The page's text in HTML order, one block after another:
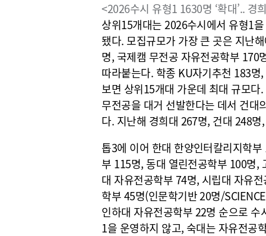
<2026수시 유형1 1630명 ‘확대’.. 경
상위15개대는 2026수시에서 유형1
됐다. 모집규모가 가장 큰 곳은 지난
명, 국제캠 무전공 자유전공학부 170
따라붙는다. 학종 KU자기추천 183
보면 상위15개대 가운데 최대 규모
무전공을 대거 선발한다는 데서 건대
다. 지난해 경희대 267명, 건대 248
톱3에 이어 한대 한양인터칼리지학
부 115명, 동대 열린전공학부 100명,
대 자유전공학부 74명, 시립대 자유
학부 45명(인문학기반 20명/
인하대 자유전공학부 22명 순으로
1을 운영하지 않고, 숙대는 자유전공